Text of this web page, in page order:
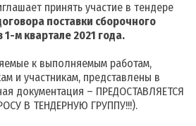
принять участие в тендере
поставки сборочного
м квартале 2021 года.
к выполняемым работам,
и участникам, представлены в
документация – ПРЕДОСТАВЛЯЕТСЯ
В ТЕНДЕРНУЮ ГРУППУ!!!).